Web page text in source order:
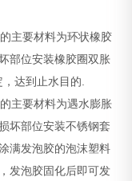
主要材料为环状橡胶
部位安装橡胶圈双胀
达到止水目的.
主要材料为遇水膨胀
坏部位安装不锈钢套
满发泡胶的泡沫塑料
发泡胶固化后即可发